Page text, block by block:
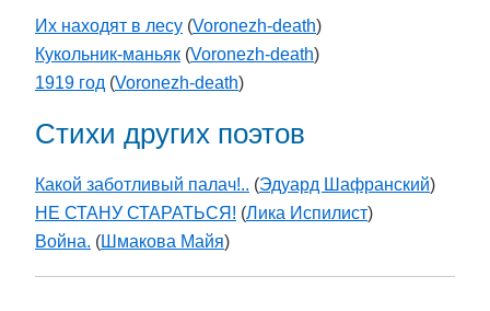
Их находят в лесу (Voronezh-death)
Кукольник-маньяк (Voronezh-death)
1919 год (Voronezh-death)
Стихи других поэтов
Какой заботливый палач!.. (Эдуард Шафранский)
НЕ СТАНУ СТАРАТЬСЯ! (Лика Испилист)
Война. (Шмакова Майя)